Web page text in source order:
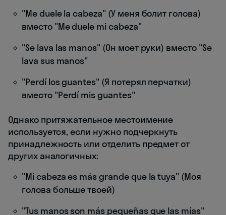
"Me duele la cabeza" (У меня болит голова)
вместо "Me duele mi cabeza"
"Se lava las manos" (Он моет руки) вместо "Se
lava sus manos"
"Perdí los guantes" (Я потерял перчатки)
вместо "Perdí mis guantes"
Однако притяжательное местоимение
используется, если нужно подчеркнуть
принадлежность или отделить предмет от
других аналогичных:
"Mi cabeza es más grande que la tuya" (Моя
голова больше твоей)
"Tus manos son más pequeñas que las mías"